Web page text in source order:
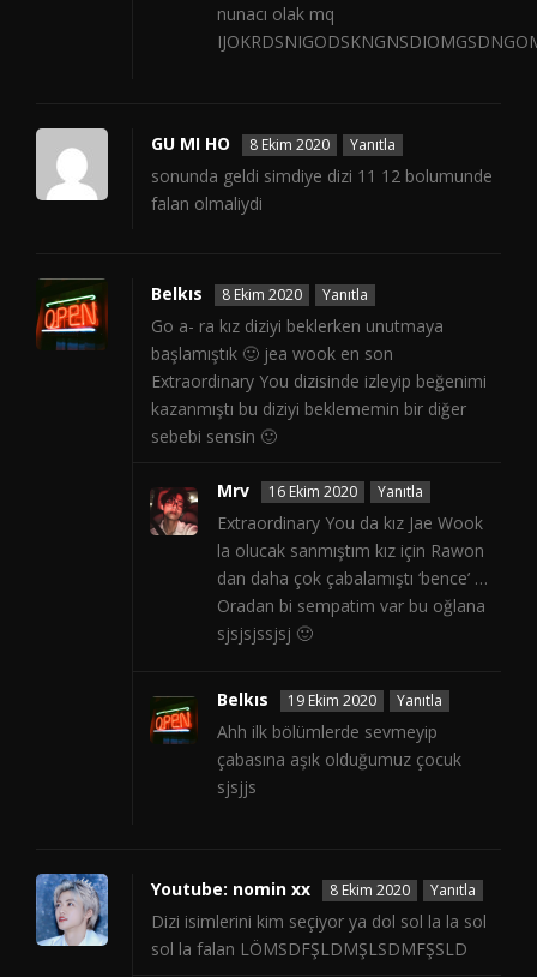
nunacı olak mq
GU MI HO 8 Ekim 2020 Yanıtla
sonunda geldi simdiye dizi 11 12 bolumunde
falan olmaliydi
Belkıs 8 Ekim 2020 Yanıtla
Go a- ra kız diziyi beklerken unutmaya
başlamıştık 🙂 jea wook en son
Extraordinary You dizisinde izleyip beğenimi
kazanmıştı bu diziyi beklememin bir diğer
sebebi sensin 🙂
Mrv 16 Ekim 2020 Yanıtla
Extraordinary You da kız Jae Wook
la olucak sanmıştım kız için Rawon
dan daha çok çabalamıştı ‘bence’ …
Oradan bi sempatim var bu oğlana
sjsjsjssjsj 🙂
Belkıs 19 Ekim 2020 Yanıtla
Ahh ilk bölümlerde sevmeyip
çabasına aşık olduğumuz çocuk
sjsjjs
Youtube: nomin xx 8 Ekim 2020 Yanıtla
Dizi isimlerini kim seçiyor ya dol sol la la sol
sol la falan LÖMSDFŞLDMŞLSDMFŞSLD